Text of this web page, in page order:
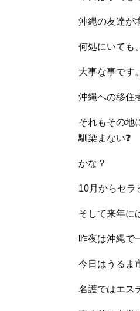
沖縄の友達が
何処にいても
大事な事です。
沖縄への移住
それもその地
馴染まない❓
かな？
10月からセラ
そして来年に
昨夜は沖縄で
今日はうるま
名護ではエス